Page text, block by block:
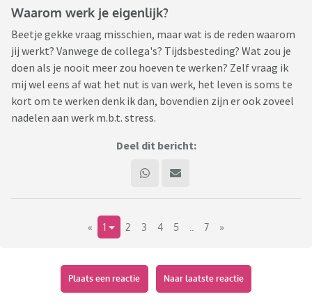
Waarom werk je eigenlijk?
Beetje gekke vraag misschien, maar wat is de reden waarom
jij werkt? Vanwege de collega's? Tijdsbesteding? Wat zou je
doen als je nooit meer zou hoeven te werken? Zelf vraag ik
mij wel eens af wat het nut is van werk, het leven is soms te
kort om te werken denk ik dan, bovendien zijn er ook zoveel
nadelen aan werk m.b.t. stress.
Deel dit bericht:
« 1 2 3 4 5 7 »
Plaats een reactie Naar laatste reactie